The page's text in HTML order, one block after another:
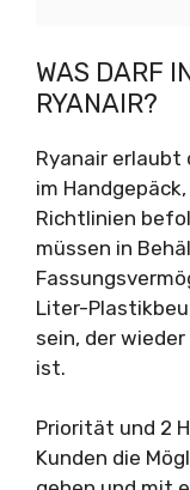
WAS DARF
RYANAIR?
Ryanair erlaubt
im
Richtlinien
müssen in
Liter-
sein, der
ist.
Priorität und 2
Kunden die